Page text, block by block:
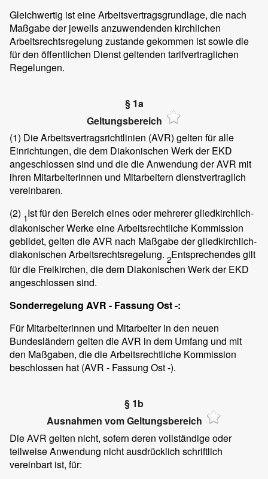
Gleichwertig ist eine Arbeitsvertragsgrundlage, die nach
Maßgabe der jeweils anzuwendenden kirchlichen
Arbeitsrechtsregelung zustande gekommen ist sowie die
für den öffentlichen Dienst geltenden tarifvertraglichen
Regelungen.
§ 1a
Geltungsbereich
(1) Die Arbeitsvertragsrichtlinien (AVR) gelten für alle
Einrichtungen, die dem Diakonischen Werk der EKD
angeschlossen sind und die die Anwendung der AVR mit
ihren Mitarbeiterinnen und Mitarbeitern dienstvertraglich
vereinbaren.
(2) 1Ist für den Bereich eines oder mehrerer gliedkirchlich-
diakonischer Werke eine Arbeitsrechtliche Kommission
gebildet, gelten die AVR nach Maßgabe der gliedkirchlich-
diakonischen Arbeitsrechtsregelung. 2Entsprechendes gilt
für die Freikirchen, die dem Diakonischen Werk der EKD
angeschlossen sind.
Sonderregelung AVR - Fassung Ost -:
Für Mitarbeiterinnen und Mitarbeiter in den neuen
Bundesländern gelten die AVR in dem Umfang und mit
den Maßgaben, die die Arbeitsrechtliche Kommission
beschlossen hat (AVR - Fassung Ost -).
§ 1b
Ausnahmen vom Geltungsbereich
Die AVR gelten nicht, sofern deren vollständige oder
teilweise Anwendung nicht ausdrücklich schriftlich
vereinbart ist, für: